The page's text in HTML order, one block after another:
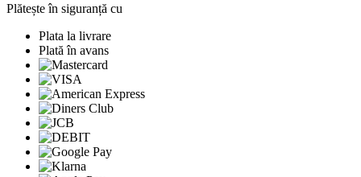
Plătește în siguranță cu
Plata la livrare
Plată în avans